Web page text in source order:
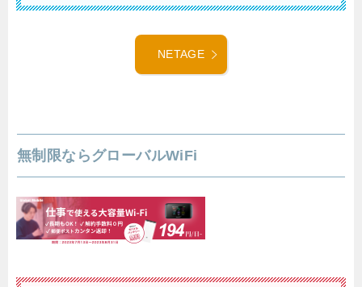
NETAGE
無制限ならグローバルWiFi